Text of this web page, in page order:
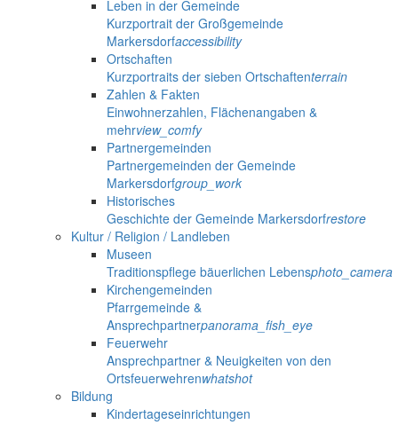
Leben in der Gemeinde
Kurzportrait der Großgemeinde
Markersdorfaccessibility
Ortschaften
Kurzportraits der sieben Ortschaftenterrain
Zahlen & Fakten
Einwohnerzahlen, Flächenangaben &
mehrview_comfy
Partnergemeinden
Partnergemeinden der Gemeinde
Markersdorfgroup_work
Historisches
Geschichte der Gemeinde Markersdorfrestore
Kultur / Religion / Landleben
Museen
Traditionspflege bäuerlichen Lebensphoto_camera
Kirchengemeinden
Pfarrgemeinde &
Ansprechpartnerpanorama_fish_eye
Feuerwehr
Ansprechpartner & Neuigkeiten von den
Ortsfeuerwehrenwhatshot
Bildung
Kindertageseinrichtungen